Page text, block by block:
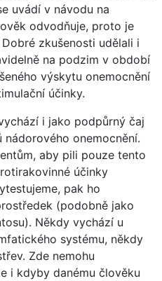
uvádí v návodu na
odvodňuje, proto je
zkušenosti udělali i
na podzim v období
výskytu onemocnění
účinky.
i jako podpůrný čaj
onemocnění.
aby pili pouze tento
účinky
pak ho
(podobně jako
Někdy vychází u
systému, někdy
Zde nemohu
i kdyby danému člověku